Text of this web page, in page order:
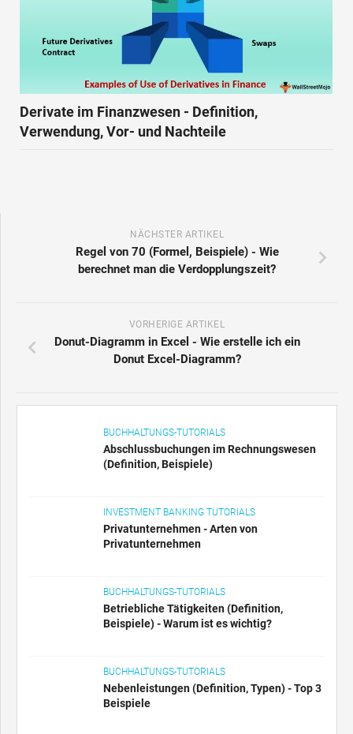
Derivate im Finanzwesen - Definition,
Verwendung, Vor- und Nachteile
NÄCHSTER ARTIKEL
Regel von 70 (Formel, Beispiele) - Wie
berechnet man die Verdopplungszeit?
VORHERIGE ARTIKEL
Donut-Diagramm in Excel - Wie erstelle ich ein
Donut Excel-Diagramm?
BUCHHALTUNGS-TUTORIALS
Abschlussbuchungen im Rechnungswesen
(Definition, Beispiele)
INVESTMENT BANKING TUTORIALS
Privatunternehmen - Arten von
Privatunternehmen
BUCHHALTUNGS-TUTORIALS
Betriebliche Tätigkeiten (Definition,
Beispiele) - Warum ist es wichtig?
BUCHHALTUNGS-TUTORIALS
Nebenleistungen (Definition, Typen) - Top 3
Beispiele